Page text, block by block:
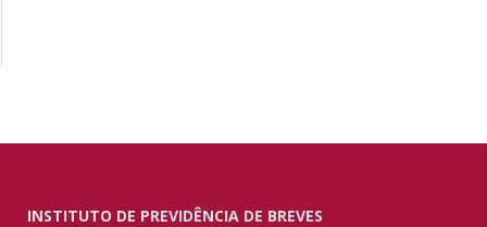
INSTITUTO DE PREVIDÊNCIA DE BREVES